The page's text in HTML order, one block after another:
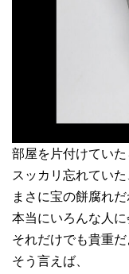
部屋を片付けてい
スッカリ忘れていた
まさに宝の餅腐れ
本当にいろんな人
それだけでも貴重
そう言えば、